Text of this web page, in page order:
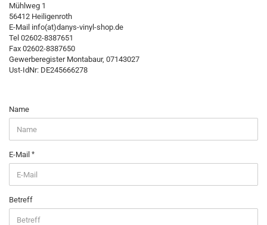
Mühlweg 1
56412 Heiligenroth
E-Mail info(at)danys-vinyl-shop.de
Tel 02602-8387651
Fax 02602-8387650
Gewerberegister Montabaur, 07143027
Ust-IdNr: DE245666278
KONTAKT
Name
E-Mail
Betreff